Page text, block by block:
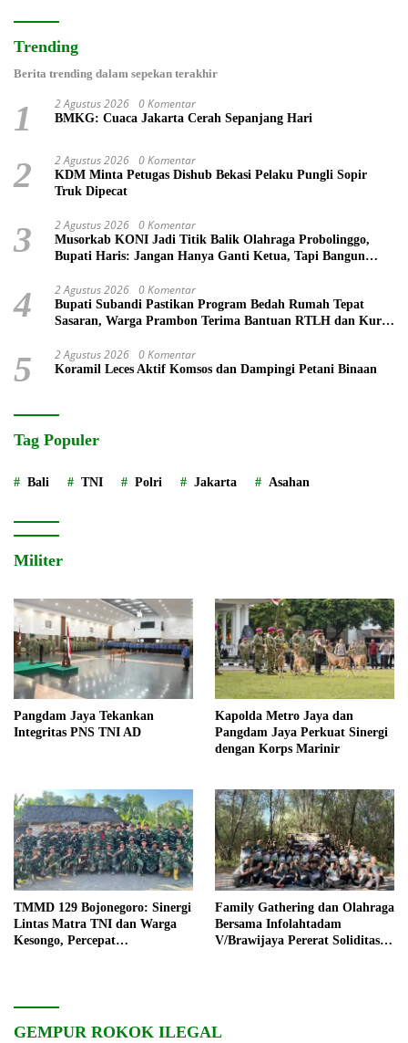
Trending
Berita trending dalam sepekan terakhir
1 2 Agustus 2026 0 Komentar
BMKG: Cuaca Jakarta Cerah Sepanjang Hari
2 2 Agustus 2026 0 Komentar
KDM Minta Petugas Dishub Bekasi Pelaku Pungli Sopir
Truk Dipecat
3 2 Agustus 2026 0 Komentar
Musorkab KONI Jadi Titik Balik Olahraga Probolinggo,
Bupati Haris: Jangan Hanya Ganti Ketua, Tapi Bangun
4 2 Agustus 2026 0 Komentar
Bupati Subandi Pastikan Program Bedah Rumah Tepat
Sasaran, Warga Prambon Terima Bantuan RTLH dan Kursi
5 2 Agustus 2026 0 Komentar
Koramil Leces Aktif Komsos dan Dampingi Petani Binaan
Tag Populer
Bali TNI Polri Jakarta Asahan
Militer
Pangdam Jaya Tekankan
Integritas PNS TNI AD
Kapolda Metro Jaya dan
Pangdam Jaya Perkuat Sinergi
dengan Korps Marinir
TMMD 129 Bojonegoro: Sinergi
Lintas Matra TNI dan Warga
Kesongo, Percepat
Family Gathering dan Olahraga
Bersama Infolahtadam
V/Brawijaya Pererat Soliditas
GEMPUR ROKOK ILEGAL